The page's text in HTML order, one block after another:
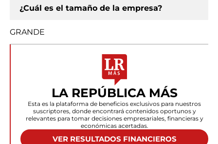
¿Cuál es el tamaño de la empresa?
GRANDE
LA REPÚBLICA MÁS
Esta es la plataforma de beneficios exclusivos para nuestros
suscriptores, donde encontrará contenidos oportunos y
relevantes para tomar decisiones empresariales, financieras y
económicas acertadas.
VER RESULTADOS FINANCIEROS